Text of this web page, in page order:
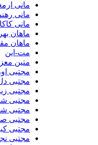
مانی ارمغان
مانی رهنما
مانی کاکاوند
ماهان بهرام خان
ماهان مقدس زاده
مت-این
متین معزپور
مجتبی اورنگی
مجتبی دل زنده
مجتبی زینلی
مجتبی شاه علی
مجتبی شجاع
مجتبی صفری
مجتبی کبیری
مجتبی نجیمی